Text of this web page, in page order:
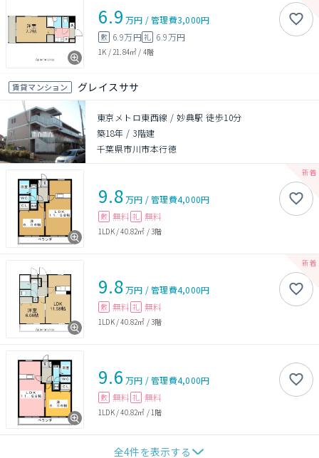
6.9 万円 /管理費3,000円
敷 6.9万円礼 6.9万円
1K / 21.84㎡ / 4階
賃貸マンション グレイスササ
東京メトロ東西線 / 妙典駅 徒歩10分
築18年 / 3階建
千葉県市川市本行徳
9.8万円 /管理費4,000円
敷 無料 礼 無料
1LDK/40.82㎡ /3階
9.8万円 /管理費4,000円
敷 無料 礼 無料
1LDK/40.82㎡ /3階
9.6 万円 /管理費4,000円
敷 無料 礼 無料
1LDK/40.82㎡ / 1階
全4件を表示する